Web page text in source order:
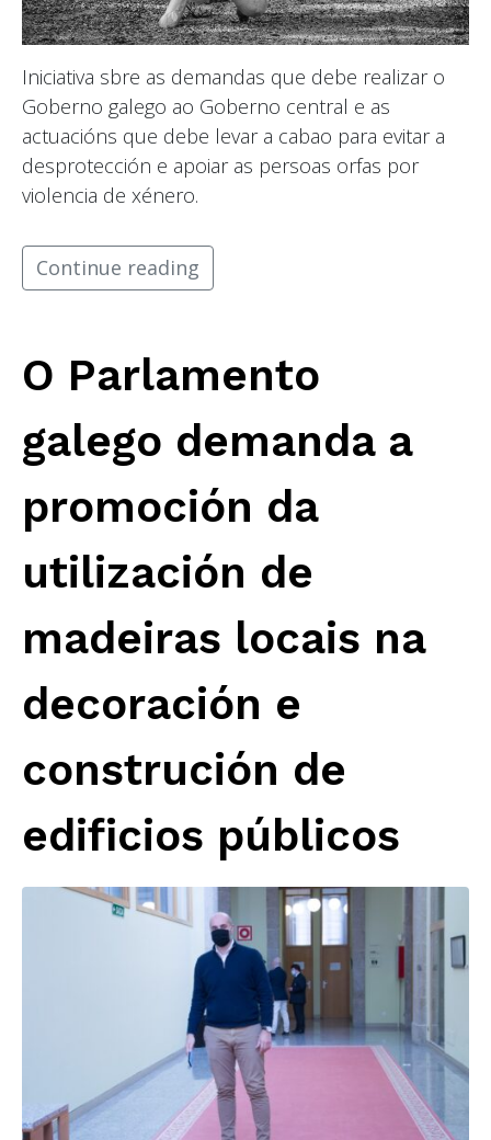
Iniciativa sbre as demandas que debe realizar o
Goberno galego ao Goberno central e as
actuacións que debe levar a cabao para evitar a
desprotección e apoiar as persoas orfas por
violencia de xénero.
Continue reading
O Parlamento
galego demanda a
promoción da
utilización de
madeiras locais na
decoración e
construción de
edificios públicos